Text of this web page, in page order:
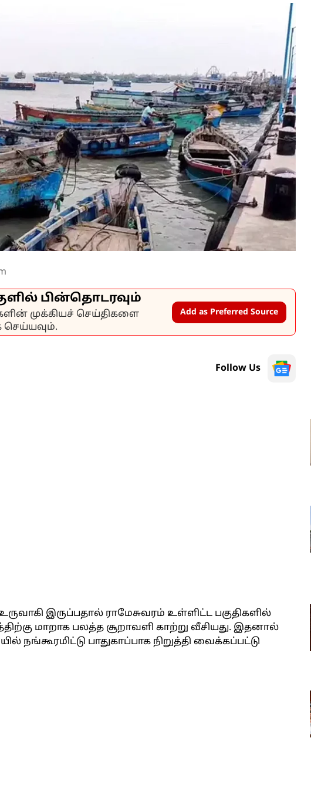
பின்தொடரவும்
முக்கியச் செய்திகளை
செய்யவும்.
Add as Preferred Source
Follow Us
இருப்பதால் ராமேசுவரம் உள்ளிட்ட பகுதிகளில்
மாறாக பலத்த சூறாவளி காற்று வீசியது. இதனால்
நங்கூரமிட்டு பாதுகாப்பாக நிறுத்தி வைக்கப்பட்டு